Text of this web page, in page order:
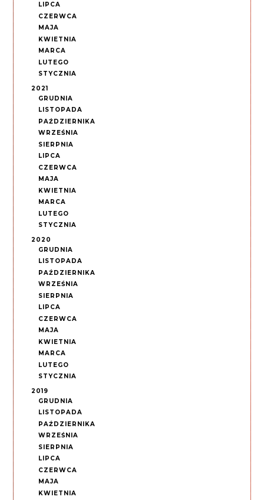
LIPCA
CZERWCA
MAJA
KWIETNIA
MARCA
LUTEGO
STYCZNIA
2021
GRUDNIA
LISTOPADA
PAŹDZIERNIKA
WRZEŚNIA
SIERPNIA
LIPCA
CZERWCA
MAJA
KWIETNIA
MARCA
LUTEGO
STYCZNIA
2020
GRUDNIA
LISTOPADA
PAŹDZIERNIKA
WRZEŚNIA
SIERPNIA
LIPCA
CZERWCA
MAJA
KWIETNIA
MARCA
LUTEGO
STYCZNIA
2019
GRUDNIA
LISTOPADA
PAŹDZIERNIKA
WRZEŚNIA
SIERPNIA
LIPCA
CZERWCA
MAJA
KWIETNIA